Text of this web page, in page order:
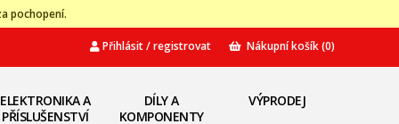
pochopení.
Přihlásit / registrovat Nákupní košík(0)
ELEKTRONIKA A
PŘÍSLUŠENSTVÍ
DÍLY A
KOMPONENTY
VÝPRODEJ